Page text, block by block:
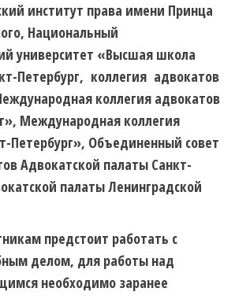
институт права имени Принца
Национальный
университет «Высшая школа
Петербург, коллегия адвокатов
коллегия адвокатов
Международная коллегия
Петербург», Объединенный совет
Адвокатской палаты Санкт-
палаты Ленинградской
предстоит работать с
делом, для работы над
необходимо заранее